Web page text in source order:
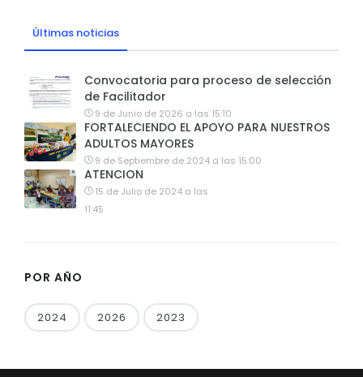
Últimas noticias
Convocatoria para proceso de selección
de Facilitador
9 de Junio de 2026 a las 15:10
FORTALECIENDO EL APOYO PARA NUESTROS
ADULTOS MAYORES
9 de Septiembre de 2024 a las 15:00
ATENCION
15 de Julio de 2024 a las
11:45
POR AÑO
2024 2026 2023